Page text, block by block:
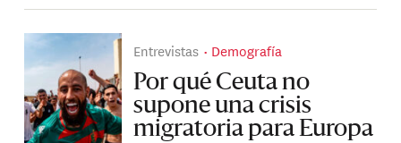
Entrevistas Demografía
Por qué Ceuta no
supone una crisis
migratoria para Europa